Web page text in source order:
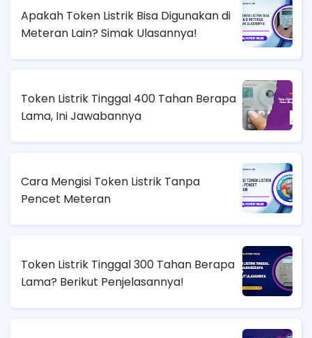
Apakah Token Listrik Bisa Digunakan di
Meteran Lain? Simak Ulasannya!
Token Listrik Tinggal 400 Tahan Berapa
Lama, Ini Jawabannya
Cara Mengisi Token Listrik Tanpa
Pencet Meteran
Token Listrik Tinggal 300 Tahan Berapa
Lama? Berikut Penjelasannya!